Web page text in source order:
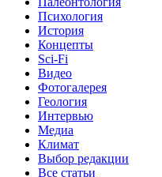
Психология
История
Концепты
Sci-Fi
Видео
Фотогалерея
Геология
Интервью
Медиа
Климат
Выбор редакции
Все статьи